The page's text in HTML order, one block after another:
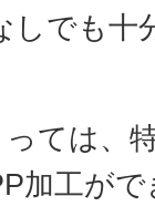
しでも十
ては、
加工が